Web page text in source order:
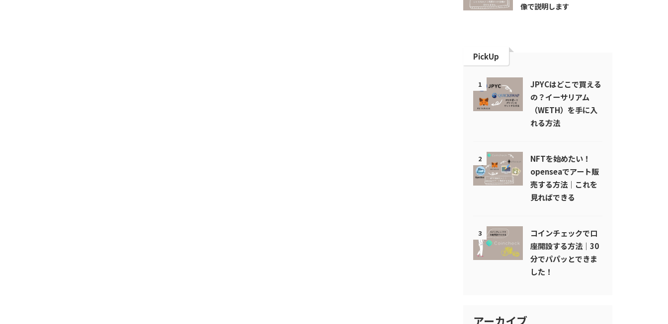
像で説明します
PickUp
1
JPYCはどこで買える
の？イーサリアム
（WETH）を手に入
れる方法
2
NFTを始めたい！
openseaでアート販
売する方法｜これを
見ればできる
3
コインチェックで口
座開設する方法｜30
分でパパッとできま
した！
アーカイブ